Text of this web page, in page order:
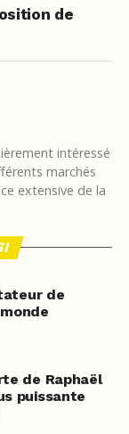
de
intéressé
marchés
extensive de la
de
de Raphaël
puissante